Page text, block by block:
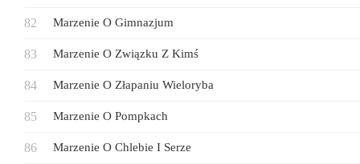
Marzenie O Gimnazjum
Marzenie O Związku Z Kimś
Marzenie O Złapaniu Wieloryba
Marzenie O Pompkach
Marzenie O Chlebie I Serze